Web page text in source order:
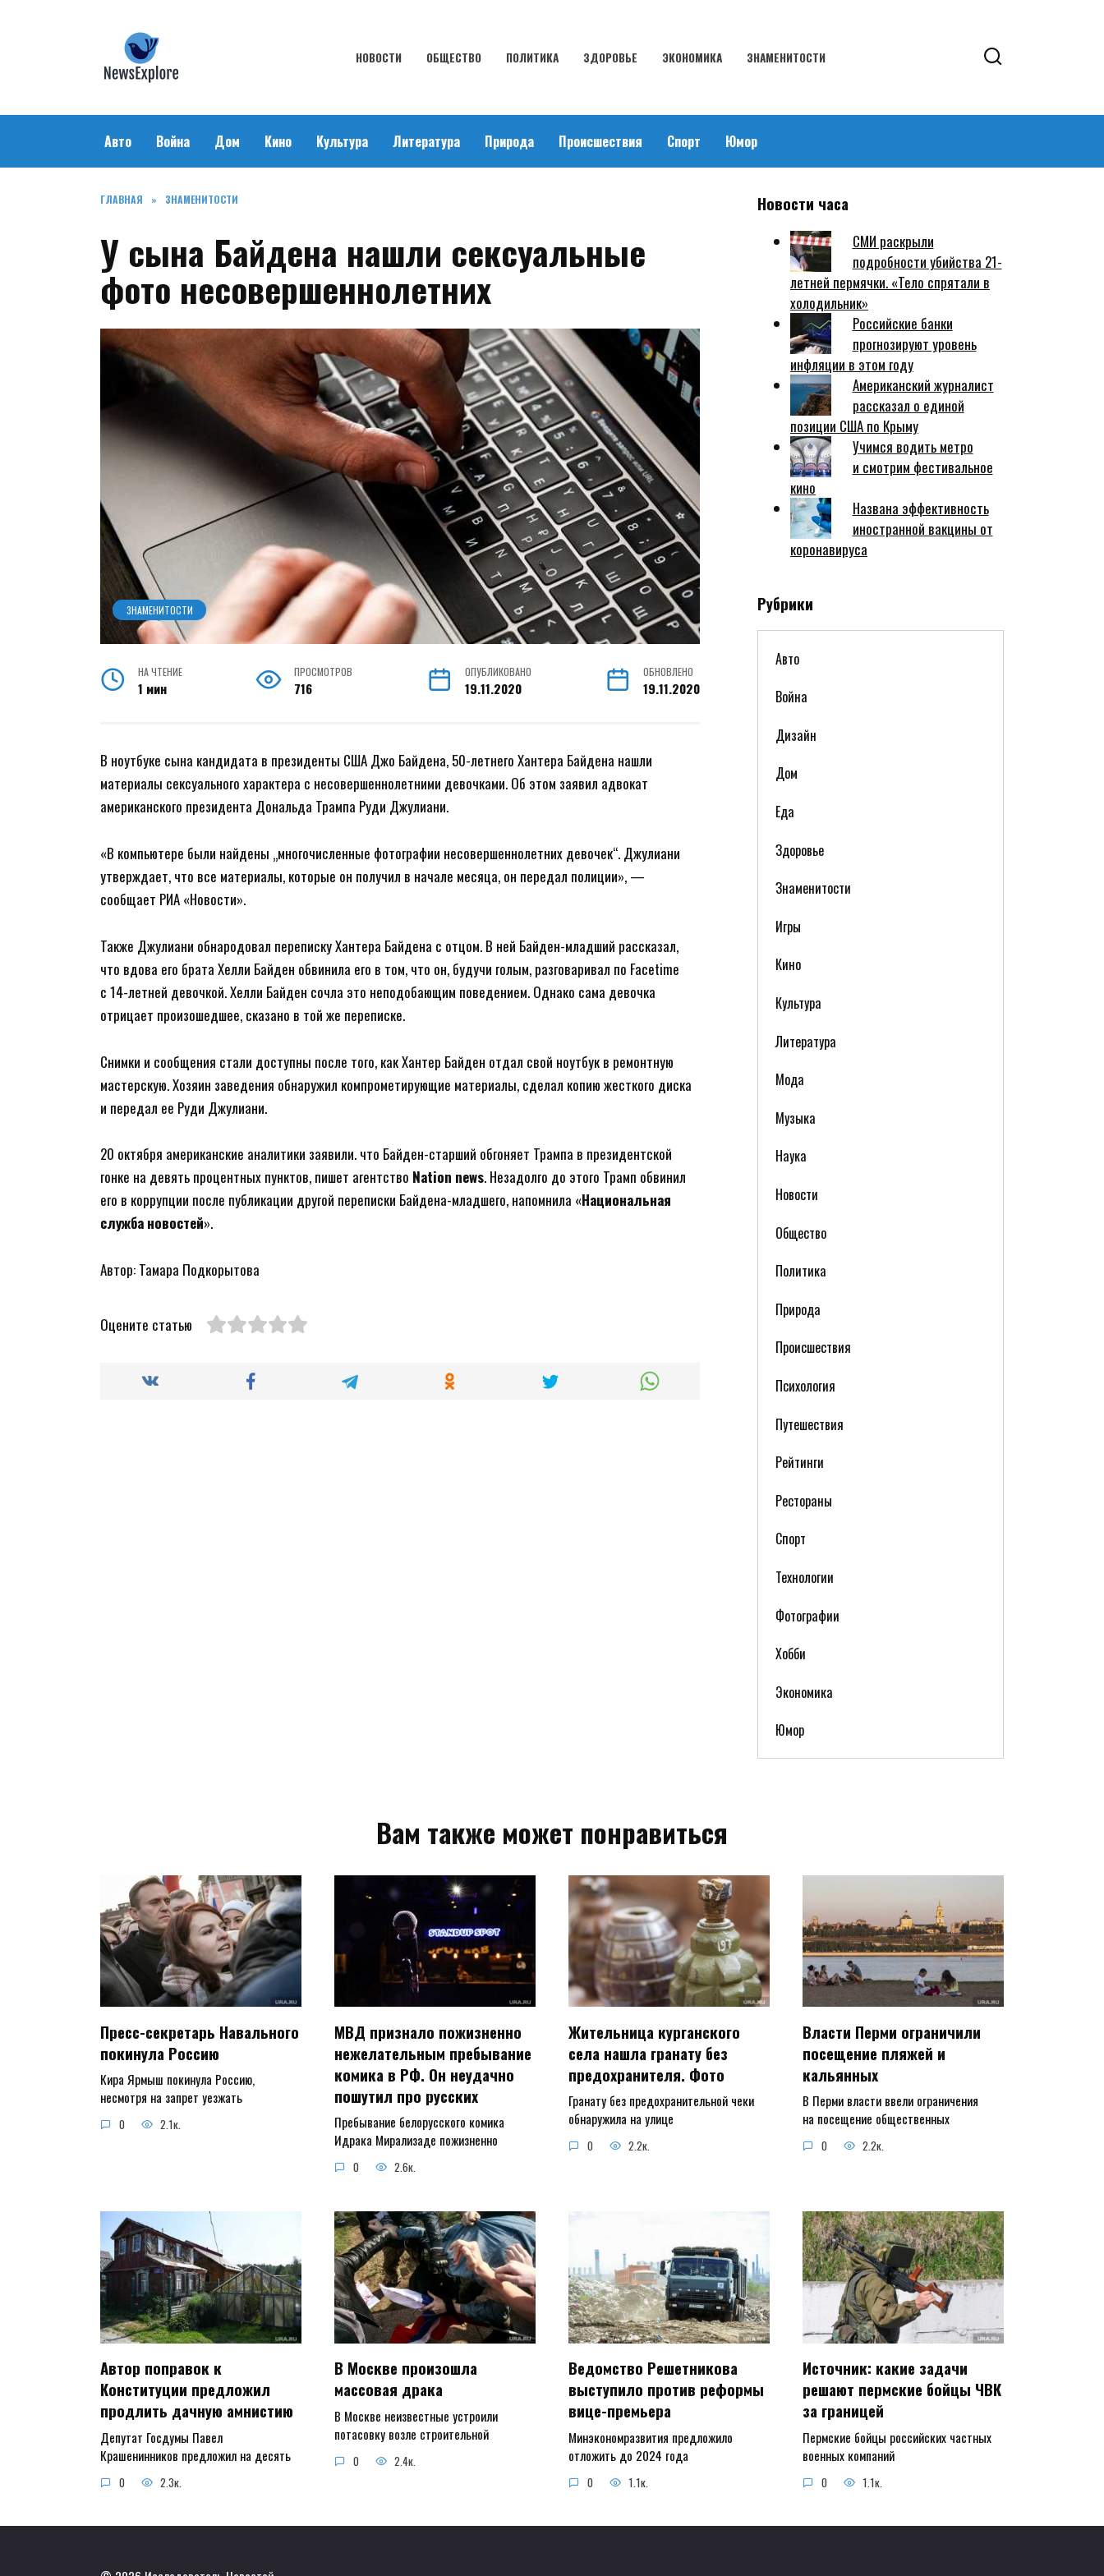
НОВОСТИ ОБЩЕСТВО ПОЛИТИКА ЗДОРОВЬЕ ЭКОНОМИКА ЗНАМЕНИТОСТИ
Авто Война Дом Кино Культура Литература Природа Происшествия Спорт Юмор
ГЛАВНАЯ » ЗНАМЕНИТОСТИ
У сына Байдена нашли сексуальные
фото несовершеннолетних
ЗНАМЕНИТОСТИ
НА ЧТЕНИЕ
1 мин
ПРОСМОТРОВ
716
ОПУБЛИКОВАНО
19.11.2020
ОБНОВЛЕНО
19.11.2020
В ноутбуке сына кандидата в президенты США Джо Байдена, 50-летнего Хантера Байдена нашли
материалы сексуального характера с несовершеннолетними девочками. Об этом заявил адвокат
американского президента Дональда Трампа Руди Джулиани.
«В компьютере были найдены „многочисленные фотографии несовершеннолетних девочек“. Джулиани
утверждает, что все материалы, которые он получил в начале месяца, он передал полиции», —
сообщает РИА «Новости».
Также Джулиани обнародовал переписку Хантера Байдена с отцом. В ней Байден-младший рассказал,
что вдова его брата Хелли Байден обвинила его в том, что он, будучи голым, разговаривал по Facetime
с 14-летней девочкой. Хелли Байден сочла это неподобающим поведением. Однако сама девочка
отрицает произошедшее, сказано в той же переписке.
Снимки и сообщения стали доступны после того, как Хантер Байден отдал свой ноутбук в ремонтную
мастерскую. Хозяин заведения обнаружил компрометирующие материалы, сделал копию жесткого диска
и передал ее Руди Джулиани.
20 октября американские аналитики заявили. что Байден-старший обгоняет Трампа в президентской
гонке на девять процентных пунктов, пишет агентство Nation news. Незадолго до этого Трамп обвинил
его в коррупции после публикации другой переписки Байдена-младшего, напомнила «Национальная
служба новостей».
Автор: Тамара Подкорытова
Оцените статью
Новости часа
СМИ раскрыли
подробности убийства 21-
летней пермячки. «Тело спрятали в
холодильник»
Российские банки
прогнозируют уровень
инфляции в этом году
Американский журналист
рассказал о единой
позиции США по Крыму
Учимся водить метро
и смотрим фестивальное
кино
Названа эффективность
иностранной вакцины от
коронавируса
Рубрики
Авто
Война
Дизайн
Дом
Еда
Здоровье
Знаменитости
Игры
Кино
Культура
Литература
Мода
Музыка
Наука
Новости
Общество
Политика
Природа
Происшествия
Психология
Путешествия
Рейтинги
Рестораны
Спорт
Технологии
Фотографии
Хобби
Экономика
Юмор
Вам также может понравиться
Пресс-секретарь Навального
покинула Россию
Кира Ярмыш покинула Россию,
несмотря на запрет уезжать
0 2.1к.
МВД признало пожизненно
нежелательным пребывание
комика в РФ. Он неудачно
пошутил про русских
Пребывание белорусского комика
Идрака Мирализаде пожизненно
0 2.6к.
Жительница курганского
села нашла гранату без
предохранителя. Фото
Гранату без предохранительной чеки
обнаружила на улице
0 2.2к.
Власти Перми ограничили
посещение пляжей и
кальянных
В Перми власти ввели ограничения
на посещение общественных
0 2.2к.
Автор поправок к
Конституции предложил
продлить дачную амнистию
Депутат Госдумы Павел
Крашенинников предложил на десять
0 2.3к.
В Москве произошла
массовая драка
В Москве неизвестные устроили
потасовку возле строительной
0 2.4к.
Ведомство Решетникова
выступило против реформы
вице-премьера
Минэкономразвития предложило
отложить до 2024 года
0 1.1к.
Источник: какие задачи
решают пермские бойцы ЧВК
за границей
Пермские бойцы российских частных
военных компаний
0 1.1к.